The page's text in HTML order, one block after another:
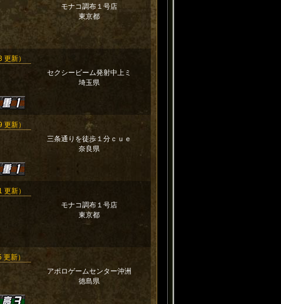
モナコ調布１号店
東京都
更新）
セクシービーム発射中上ミ
埼玉県
更新）
三条通りを徒歩１分ｃｕｅ
奈良県
更新）
モナコ調布１号店
東京都
新）
アポロゲームセンター沖洲
徳島県